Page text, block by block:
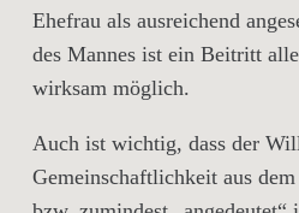
Ehefrau als ausreichend
des Mannes ist ein Beitritt
wirksam möglich.
Auch ist wichtig, dass der
Gemeinschaftlichkeit aus